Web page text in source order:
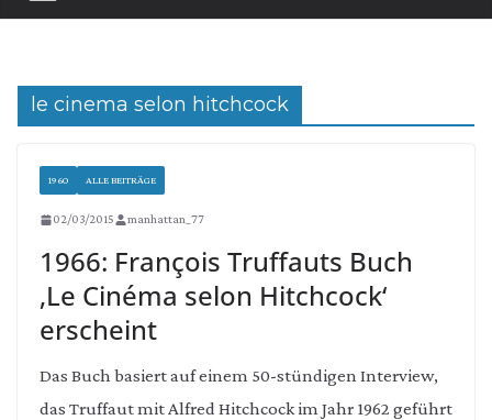
le cinema selon hitchcock
1960 ALLE BEITRÄGE
02/03/2015 manhattan_77
1966: François Truffauts Buch
‚Le Cinéma selon Hitchcock‘
erscheint
Das Buch basiert auf einem 50-stündigen Interview,
das Truffaut mit Alfred Hitchcock im Jahr 1962 geführt